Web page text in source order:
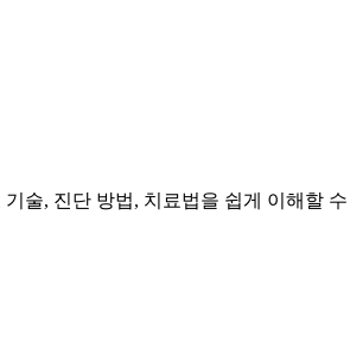
술, 진단 방법, 치료법을 쉽게 이해할